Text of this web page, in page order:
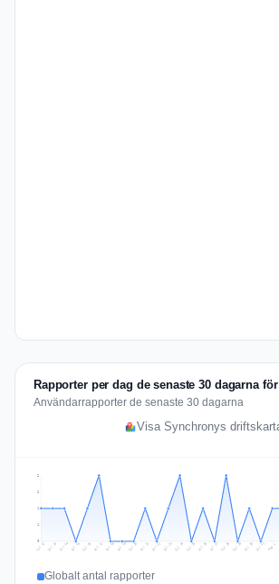
Rapporter per dag de senaste 30 dagarna
Användarrapporter de senaste 30 dagarna
Visa Synchronys
1
1
2
2
Jul 12 Jul 13 Jul 14 Jul 15 Jul 16 Jul 17 Jul 18 Jul 19 Jul 20 Jul 21 Jul 22 Jul 23 Jul 24 Jul 25 Jul 26 Jul 27 Jul 28 Jul 29 Jul 30 Jul 31 Aug 1
Globalt antal rapporter